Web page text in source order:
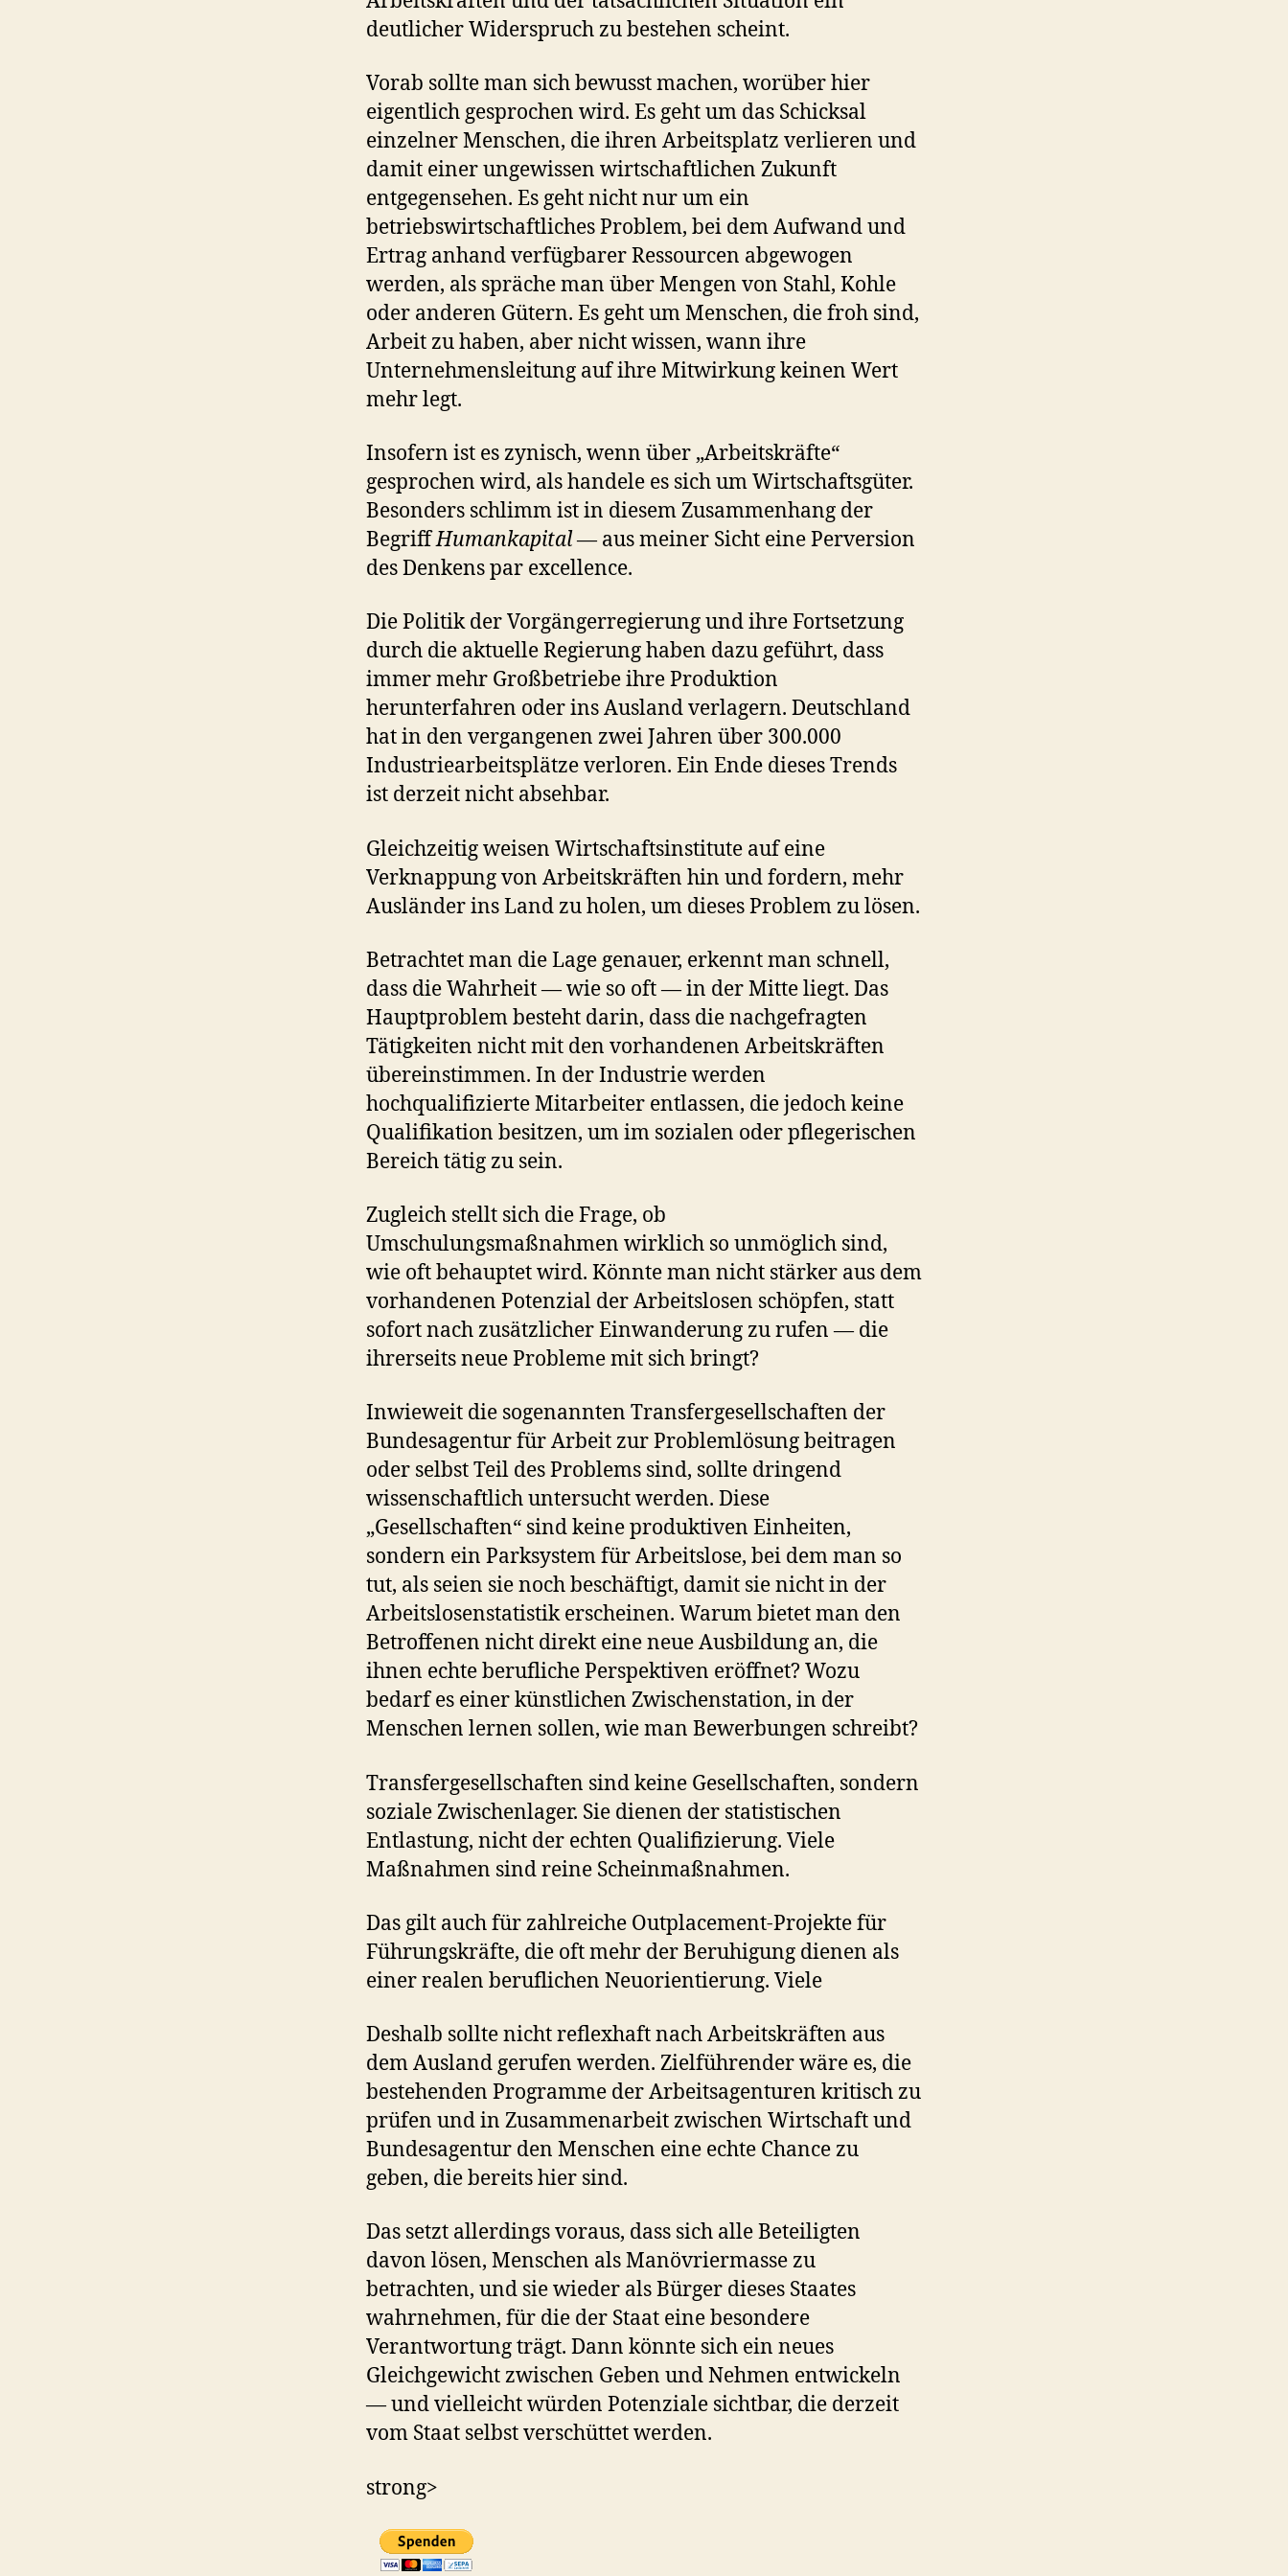
deutlicher Widerspruch zu bestehen scheint.
Vorab sollte man sich bewusst machen, worüber hier
eigentlich gesprochen wird. Es geht um das Schicksal
einzelner Menschen, die ihren Arbeitsplatz verlieren und
damit einer ungewissen wirtschaftlichen Zukunft
entgegensehen. Es geht nicht nur um ein
betriebswirtschaftliches Problem, bei dem Aufwand und
Ertrag anhand verfügbarer Ressourcen abgewogen
werden, als spräche man über Mengen von Stahl, Kohle
oder anderen Gütern. Es geht um Menschen, die froh sind,
Arbeit zu haben, aber nicht wissen, wann ihre
Unternehmensleitung auf ihre Mitwirkung keinen Wert
mehr legt.
Insofern ist es zynisch, wenn über „Arbeitskräfte“
gesprochen wird, als handele es sich um Wirtschaftsgüter.
Besonders schlimm ist in diesem Zusammenhang der
BegriffHumankapital— aus meiner Sicht eine Perversion
des Denkens par excellence.
Die Politik der Vorgängerregierung und ihre Fortsetzung
durch die aktuelle Regierung haben dazu geführt, dass
immer mehr Großbetriebe ihre Produktion
herunterfahren oder ins Ausland verlagern. Deutschland
hat in den vergangenen zwei Jahren über 300.000
Industriearbeitsplätze verloren. Ein Ende dieses Trends
ist derzeit nicht absehbar.
Gleichzeitig weisen Wirtschaftsinstitute auf eine
Verknappung von Arbeitskräften hin und fordern, mehr
Ausländer ins Land zu holen, um dieses Problem zu lösen.
Betrachtet man die Lage genauer, erkennt man schnell,
dass die Wahrheit — wie so oft — in der Mitte liegt. Das
Hauptproblem besteht darin, dass die nachgefragten
Tätigkeiten nicht mit den vorhandenen Arbeitskräften
übereinstimmen. In der Industrie werden
hochqualifizierte Mitarbeiter entlassen, die jedoch keine
Qualifikation besitzen, um im sozialen oder pflegerischen
Bereich tätig zu sein.
Zugleich stellt sich die Frage, ob
Umschulungsmaßnahmen wirklich so unmöglich sind,
wie oft behauptet wird. Könnte man nicht stärker aus dem
vorhandenen Potenzial der Arbeitslosen schöpfen, statt
sofort nach zusätzlicher Einwanderung zu rufen — die
ihrerseits neue Probleme mit sich bringt?
Inwieweit die sogenannten Transfergesellschaften der
Bundesagentur für Arbeit zur Problemlösung beitragen
oder selbst Teil des Problems sind, sollte dringend
wissenschaftlich untersucht werden. Diese
„Gesellschaften“ sind keine produktiven Einheiten,
sondern ein Parksystem für Arbeitslose, bei dem man so
tut, als seien sie noch beschäftigt, damit sie nicht in der
Arbeitslosenstatistik erscheinen. Warum bietet man den
Betroffenen nicht direkt eine neue Ausbildung an, die
ihnen echte berufliche Perspektiven eröffnet? Wozu
bedarf es einer künstlichen Zwischenstation, in der
Menschen lernen sollen, wie man Bewerbungen schreibt?
Transfergesellschaften sind keine Gesellschaften, sondern
soziale Zwischenlager. Sie dienen der statistischen
Entlastung, nicht der echten Qualifizierung. Viele
Maßnahmen sind reine Scheinmaßnahmen.
Das gilt auch für zahlreiche Outplacement‑Projekte für
Führungskräfte, die oft mehr der Beruhigung dienen als
einer realen beruflichen Neuorientierung. Viele
Deshalb sollte nicht reflexhaft nach Arbeitskräften aus
dem Ausland gerufen werden. Zielführender wäre es, die
bestehenden Programme der Arbeitsagenturen kritisch zu
prüfen und in Zusammenarbeit zwischen Wirtschaft und
Bundesagentur den Menschen eine echte Chance zu
geben, die bereits hier sind.
Das setzt allerdings voraus, dass sich alle Beteiligten
davon lösen, Menschen als Manövriermasse zu
betrachten, und sie wieder als Bürger dieses Staates
wahrnehmen, für die der Staat eine besondere
Verantwortung trägt. Dann könnte sich ein neues
Gleichgewicht zwischen Geben und Nehmen entwickeln
— und vielleicht würden Potenziale sichtbar, die derzeit
vom Staat selbst verschüttet werden.
strong>